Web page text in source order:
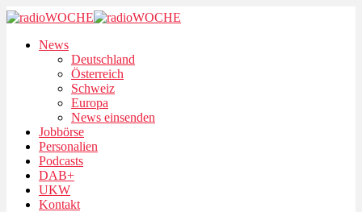
News
Deutschland
Österreich
Schweiz
Europa
News einsenden
Jobbörse
Personalien
Podcasts
DAB+
UKW
Kontakt